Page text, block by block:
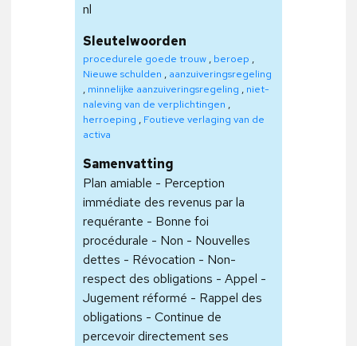
nl
Sleutelwoorden
procedurele goede trouw , beroep ,
Nieuwe schulden , aanzuiveringsregeling
, minnelijke aanzuiveringsregeling , niet-
naleving van de verplichtingen ,
herroeping , Foutieve verlaging van de
activa
Samenvatting
Plan amiable - Perception
immédiate des revenus par la
requérante - Bonne foi
procédurale - Non - Nouvelles
dettes - Révocation - Non-
respect des obligations - Appel -
Jugement réformé - Rappel des
obligations - Continue de
percevoir directement ses